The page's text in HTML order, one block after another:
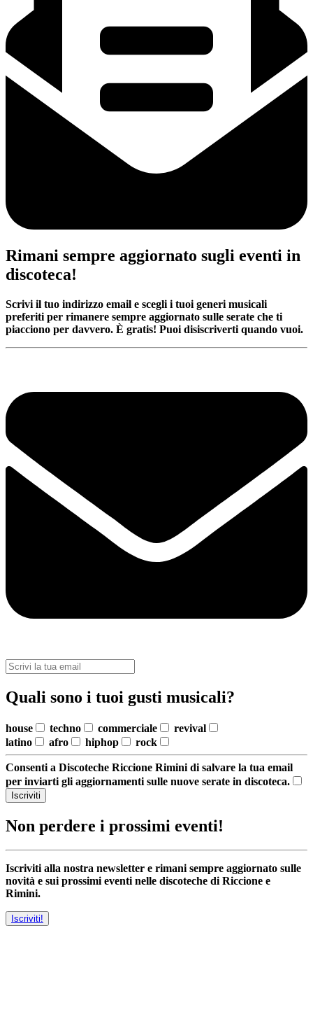
Rimani sempre aggiornato sugli eventi in
discoteca!
Scrivi il tuo indirizzo email e scegli i tuoi generi musicali
preferiti per rimanere sempre aggiornato sulle serate che ti
piacciono per davvero. È gratis! Puoi disiscriverti quando vuoi.
Quali sono i tuoi gusti musicali?
house techno commerciale
revival
latino
afro hiphop rock
Consenti a Discoteche Riccione Rimini di salvare la tua email
per inviarti gli aggiornamenti sulle nuove serate in discoteca.
Iscriviti
Non perdere i prossimi eventi!
Iscriviti alla nostra newsletter e rimani sempre aggiornato sulle
novità e sui prossimi eventi nelle discoteche di Riccione e
Rimini.
Iscriviti!